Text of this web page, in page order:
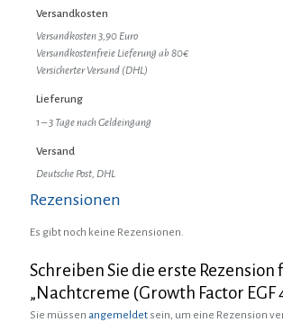
Versandkosten
Versandkosten 3,90 Euro
Versandkostenfreie Lieferung ab 80€
Versicherter Versand (DHL)
Lieferung
1 – 3 Tage nach Geldeingang
Versand
Deutsche Post, DHL
Rezensionen
Es gibt noch keine Rezensionen.
Schreiben Sie die erste Rezension
„Nachtcreme (Growth Factor EGF
Sie müssen angemeldet sein, um eine Rezension